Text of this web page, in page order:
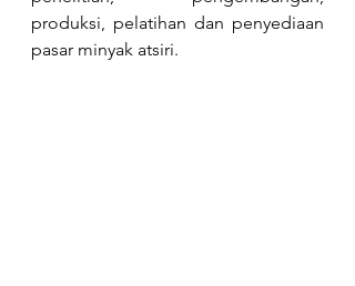
produksi, pelatihan dan penyediaan
pasar minyak atsiri.